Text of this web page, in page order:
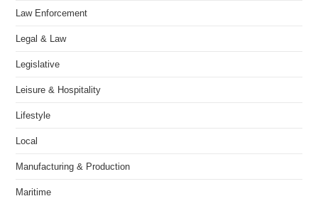
Law Enforcement
Legal & Law
Legislative
Leisure & Hospitality
Lifestyle
Local
Manufacturing & Production
Maritime